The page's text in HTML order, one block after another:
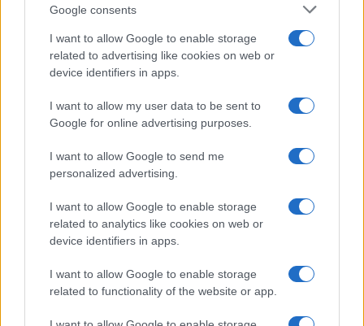
Google consents
I want to allow Google to enable storage
related to advertising like cookies on web or
device identifiers in apps.
I want to allow my user data to be sent to
Google for online advertising purposes.
I want to allow Google to send me
personalized advertising.
I want to allow Google to enable storage
related to analytics like cookies on web or
device identifiers in apps.
I want to allow Google to enable storage
related to functionality of the website or app.
ha servito un assist a
Matteo Salvini e Giorgia
Meloni, riportandoli improvvisamente al centro
della scena: affinché cuocessero nel loro brodo,
era molto più utile tenere i toni bassi, proprio
come voleva il presidente della Repubblica. A ciò
s’è aggiunta la bomba di Franco Bechis, che sul
procurato per tempo mascherine, gel igienizzanti
venivano mandati al massacro. Lo scoop è stato
addomesticato, ma il capo dello Stato non potrà
difendere l’indifendibile in eterno.